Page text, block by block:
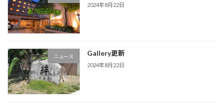
2024年8月22日
ニュース Gallery更新
2024年8月22日